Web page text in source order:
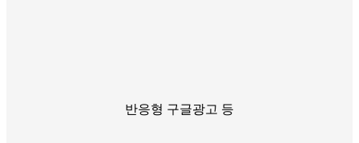
반응형 구글광고 등